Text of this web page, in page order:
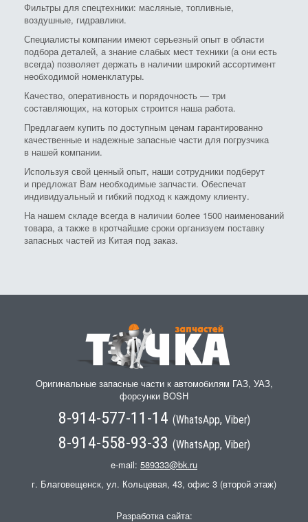
Фильтры для спецтехники: масляные, топливные,
воздушные, гидравлики.
Специалисты компании имеют серьезный опыт в области
подбора деталей, а знание слабых мест техники (а они есть
всегда) позволяет держать в наличии широкий ассортимент
необходимой номенклатуры.
Качество, оперативность и порядочность — три
составляющих, на которых строится наша работа.
Предлагаем купить по доступным ценам гарантированно
качественные и надежные запасные части для погрузчика
в нашей компании.
Используя свой ценный опыт, наши сотрудники подберут
и предложат Вам необходимые запчасти. Обеспечат
индивидуальный и гибкий подход к каждому клиенту.
На нашем складе всегда в наличии более 1500 наименований
товара, а также в кротчайшие сроки организуем поставку
запасных частей из Китая под заказ.
Оригинальные запасные части к автомобилям ГАЗ, УАЗ,
форсунки BOSH
8-914-577-11-14 (WhatsApp, Viber)
8-914-558-93-33 (WhatsApp, Viber)
e-mail: 589333@bk.ru
г. Благовещенск, ул. Кольцевая, 43, офис 3 (второй этаж)
Разработка сайта: